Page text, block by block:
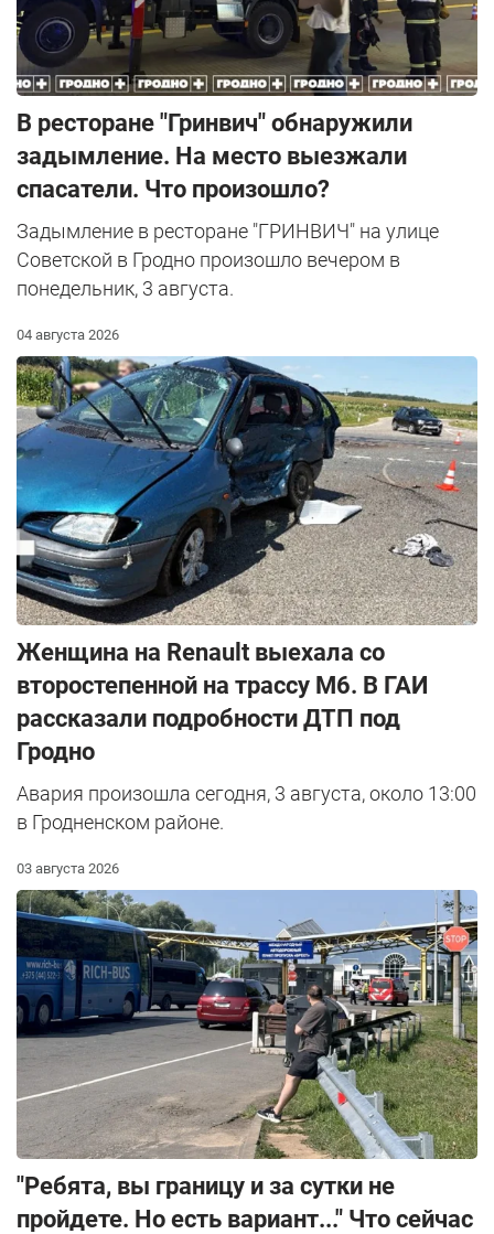
В ресторане "Гринвич" обнаружили
задымление. На место выезжали
спасатели. Что произошло?
Задымление в ресторане "ГРИНВИЧ" на улице
Советской в Гродно произошло вечером в
понедельник, 3 августа.
04 августа 2026
Женщина на Renault выехала со
второстепенной на трассу М6. В ГАИ
рассказали подробности ДТП под
Гродно
Авария произошла сегодня, 3 августа, около 13:00
в Гродненском районе.
03 августа 2026
"Ребята, вы границу и за сутки не
пройдете. Но есть вариант..." Что сейчас